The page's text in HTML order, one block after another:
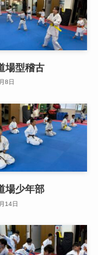
場型稽古
8日
場少年部
14日